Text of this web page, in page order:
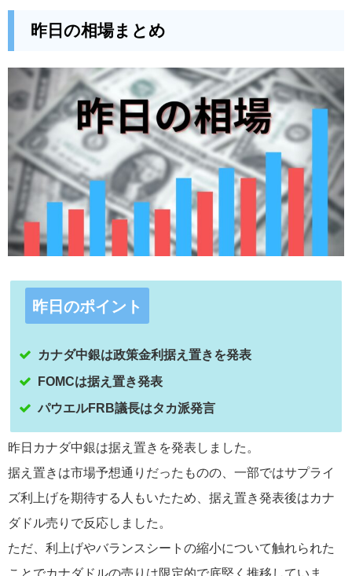
昨日の相場まとめ
昨日のポイント
カナダ中銀は政策金利据え置きを発表
FOMCは据え置き発表
パウエルFRB議長はタカ派発言
昨日カナダ中銀は据え置きを発表しました。
据え置きは市場予想通りだったものの、一部ではサプライ
ズ利上げを期待する人もいたため、据え置き発表後はカナ
ダドル売りで反応しました。
ただ、利上げやバランスシートの縮小について触れられた
ことでカナダドルの売りは限定的で底堅く推移していま